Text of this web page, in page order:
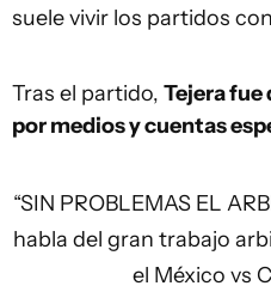
suele vivir los partidos
Tras el partido, Tejera fue
por medios y cuentas
“SIN PROBLEMAS EL
habla del gran trabajo
el México vs